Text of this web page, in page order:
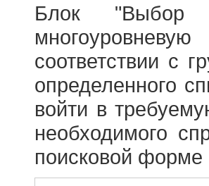
Блок "Выбор
соответствии с
определенного
войти в
необходимого
поисковой форме